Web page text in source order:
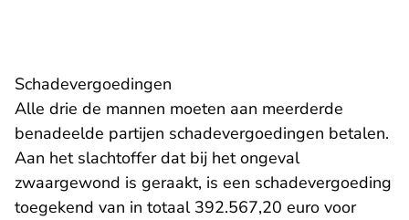
Schadevergoedingen
Alle drie de mannen moeten aan meerderde
benadeelde partijen schadevergoedingen betalen.
Aan het slachtoffer dat bij het ongeval
zwaargewond is geraakt, is een schadevergoeding
toegekend van in totaal 392.567,20 euro voor